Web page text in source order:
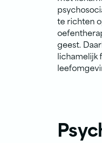
te richten
geest.
lichamelijk